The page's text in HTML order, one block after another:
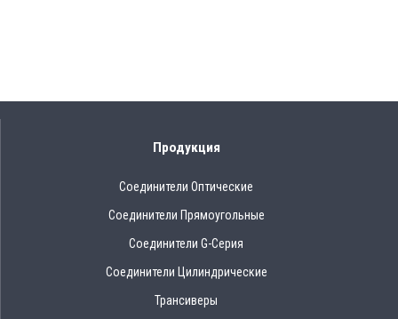
Продукция
Соединители Оптические
Соединители Прямоугольные
Соединители G-Серия
Соединители Цилиндрические
Трансиверы